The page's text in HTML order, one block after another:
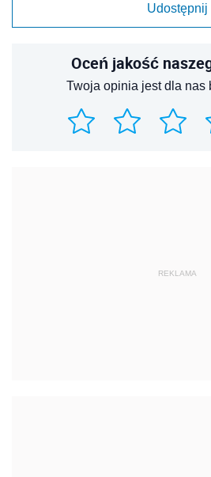
Udostępnij
Oceń jakość
Twoja opinia jest dla nas
REKLAMA